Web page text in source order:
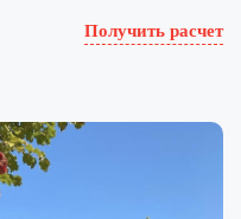
Получить расчет